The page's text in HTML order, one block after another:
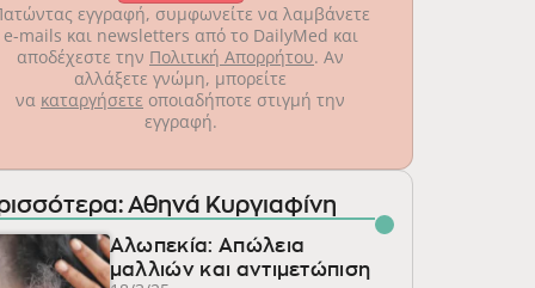
εγγραφή, συμφωνείτε να λαμβάνετε
e-mails και newsletters από το DailyMed και
αποδέχεστε την Πολιτική Απορρήτου. Αν
αλλάξετε γνώμη, μπορείτε
να καταργήσετε οποιαδήποτε στιγμή την
εγγραφή.
Αθηνά Κυργιαφίνη
Αλωπεκία: Απώλεια
μαλλιών και αντιμετώπιση